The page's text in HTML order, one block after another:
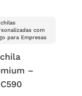
com
para Empresas
–